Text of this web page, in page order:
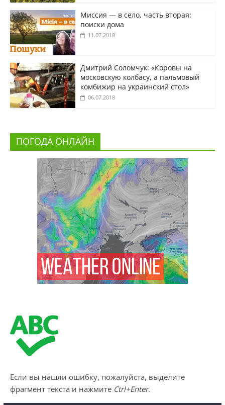
Миссия — в село, часть вторая:
поиски дома
11.07.2018
Дмитрий Соломчук: «Коровы на
московскую колбасу, а пальмовый
комбижир на украинский стол»
06.07.2018
ПОГОДА ОНЛАЙН
Если вы нашли ошибку, пожалуйста, выделите
фрагмент текста и нажмите Ctrl+Enter.